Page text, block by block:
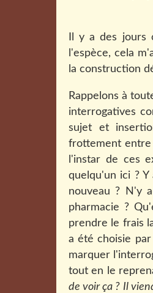
Il y a des jours
l'espèce, cela
la construction
Rappelons à
interrogatives
sujet et
frottement entre
l'instar de ces
quelqu'un ici ?
nouveau ? N'y
pharmacie ?
prendre le frais
a été choisie
marquer
tout en le
de voir ça ? Il